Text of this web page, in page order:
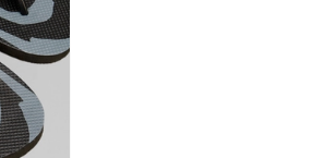
ношения в теплое
из легких и
(резина, EVA или
обеспечивают комфорт и
контакте с водой или влажными
Сланцы – это разновидность